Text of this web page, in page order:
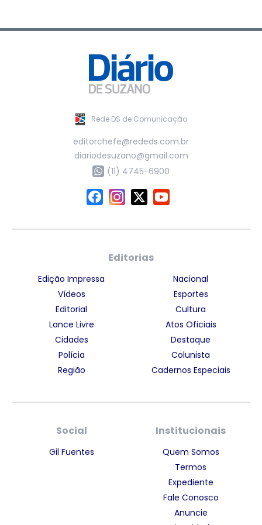
Rede DS de Comunicação
editorchefe@rededs.com.br
diariodesuzano@gmail.com
(11) 4745-6900
Editorias
Edição Impressa
Vídeos
Editorial
Lance Livre
Cidades
Polícia
Região
Nacional
Esportes
Cultura
Atos Oficiais
Destaque
Colunista
Cadernos Especiais
Social
Gil Fuentes
Institucionais
Quem Somos
Termos
Expediente
Fale Conosco
Anuncie